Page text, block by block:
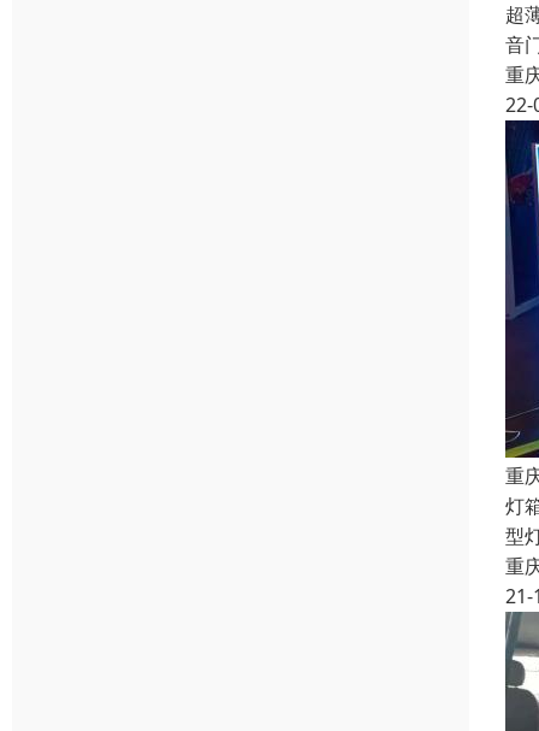
超
音
重
22-
重
灯
型
重
21-